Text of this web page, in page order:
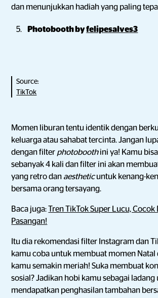
dan menunjukkan hadiah yang paling
Photobooth byfelipesalves3
Source:
TikTok
Momen liburan tentu identik dengan
keluarga atau sahabat tercinta. Jangan
dengan filter photoboothini ya! Kamu
sebanyak 4 kali dan filter ini akan
yang retro dan aestheticuntuk kenang-
bersama orang tersayang.
Baca juga: Tren TikTok Super Lucu, Cocok
Pasangan!
Itu dia rekomendasi filter Instagram dan
kamu coba untuk membuat momen Natal
kamu semakin meriah! Suka membuat
sosial? Jadikan hobi kamu sebagai ladang
mendapatkan penghasilan tambahan